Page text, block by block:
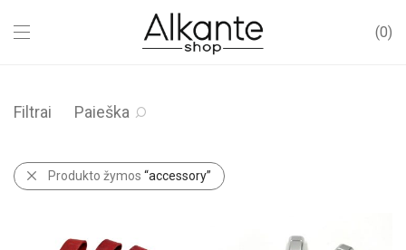
0
Filtrai Paieška
Produkto žymos “accessory”